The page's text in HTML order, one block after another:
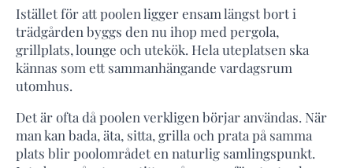
Istället för att poolen ligger ensam längst bort i
trädgården byggs den nu ihop med pergola,
grillplats, lounge och utekök. Hela uteplatsen ska
kännas som ett sammanhängande vardagsrum
utomhus.
Det är ofta då poolen verkligen börjar användas. När
man kan bada, äta, sitta, grilla och prata på samma
plats blir poolområdet en naturlig samlingspunkt.